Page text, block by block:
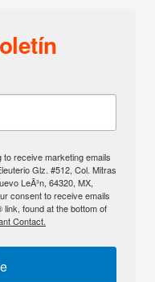
receive marketing emails
Glz. #512, Col. Mitras
LeÃ³n, 64320, MX,
consent to receive emails
found at the bottom of
Contact.